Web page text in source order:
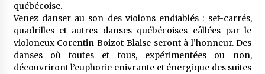
québécoise.
Venez danser au son des violons endiablés : set-carrés,
quadrilles et autres danses québécoises câllées par le
violoneux Corentin Boizot-Blaise seront à l’honneur. Des
danses où toutes et tous, expérimentées ou non,
découvriront l’euphorie enivrante et énergique des suites